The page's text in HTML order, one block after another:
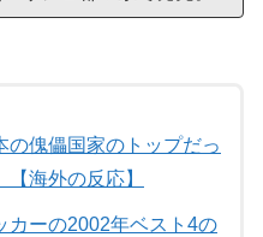
の傀儡国家のトップだっ
海外の反応】
カーの2002年ベスト4の